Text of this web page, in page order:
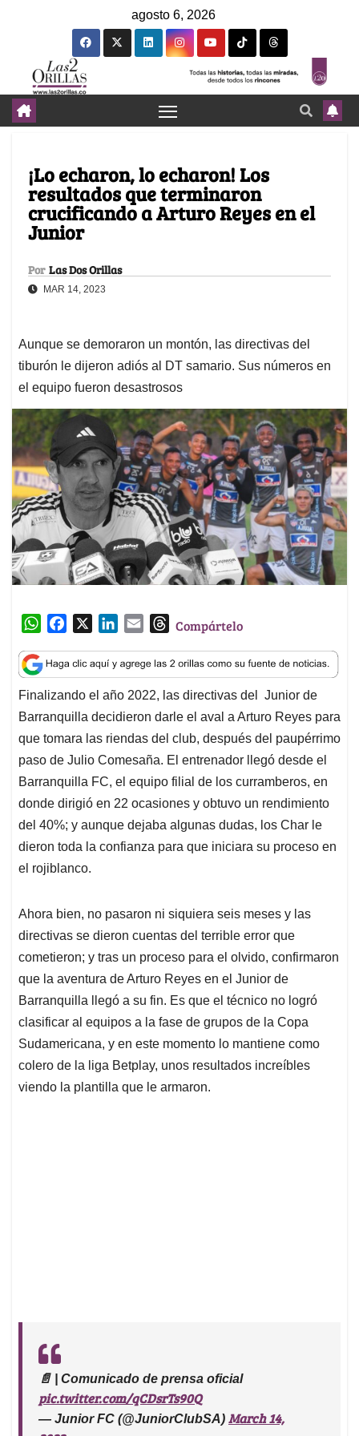
agosto 6, 2026
¡Lo echaron, lo echaron! Los
resultados que terminaron
crucificando a Arturo Reyes en el
Junior
Por Las Dos Orillas
MAR 14, 2023
Aunque se demoraron un montón, las directivas del
tiburón le dijeron adiós al DT samario. Sus números en
el equipo fueron desastrosos
W
a
t
s
A
p
p
c
e
b
o
o
k
n
k
e
d
I
n
a
i
l
T
r
e
a
d
s
Compártelo
Finalizando el año 2022, las directivas del Junior de
Barranquilla decidieron darle el aval a Arturo Reyes para
que tomara las riendas del club, después del paupérrimo
paso de Julio Comesaña. El entrenador llegó desde el
Barranquilla FC, el equipo filial de los curramberos, en
donde dirigió en 22 ocasiones y obtuvo un rendimiento
del 40%; y aunque dejaba algunas dudas, los Char le
dieron toda la confianza para que iniciara su proceso en
el rojiblanco.
Ahora bien, no pasaron ni siquiera seis meses y las
directivas se dieron cuentas del terrible error que
cometieron; y tras un proceso para el olvido, confirmaron
que la aventura de Arturo Reyes en el Junior de
Barranquilla llegó a su fin. Es que el técnico no logró
clasificar al equipos a la fase de grupos de la Copa
Sudamericana, y en este momento lo mantiene como
colero de la liga Betplay, unos resultados increíbles
viendo la plantilla que le armaron.
📄 | Comunicado de prensa oficial
pic.twitter.com/qCDsrTs90Q
— Junior FC (@JuniorClubSA) March 14,